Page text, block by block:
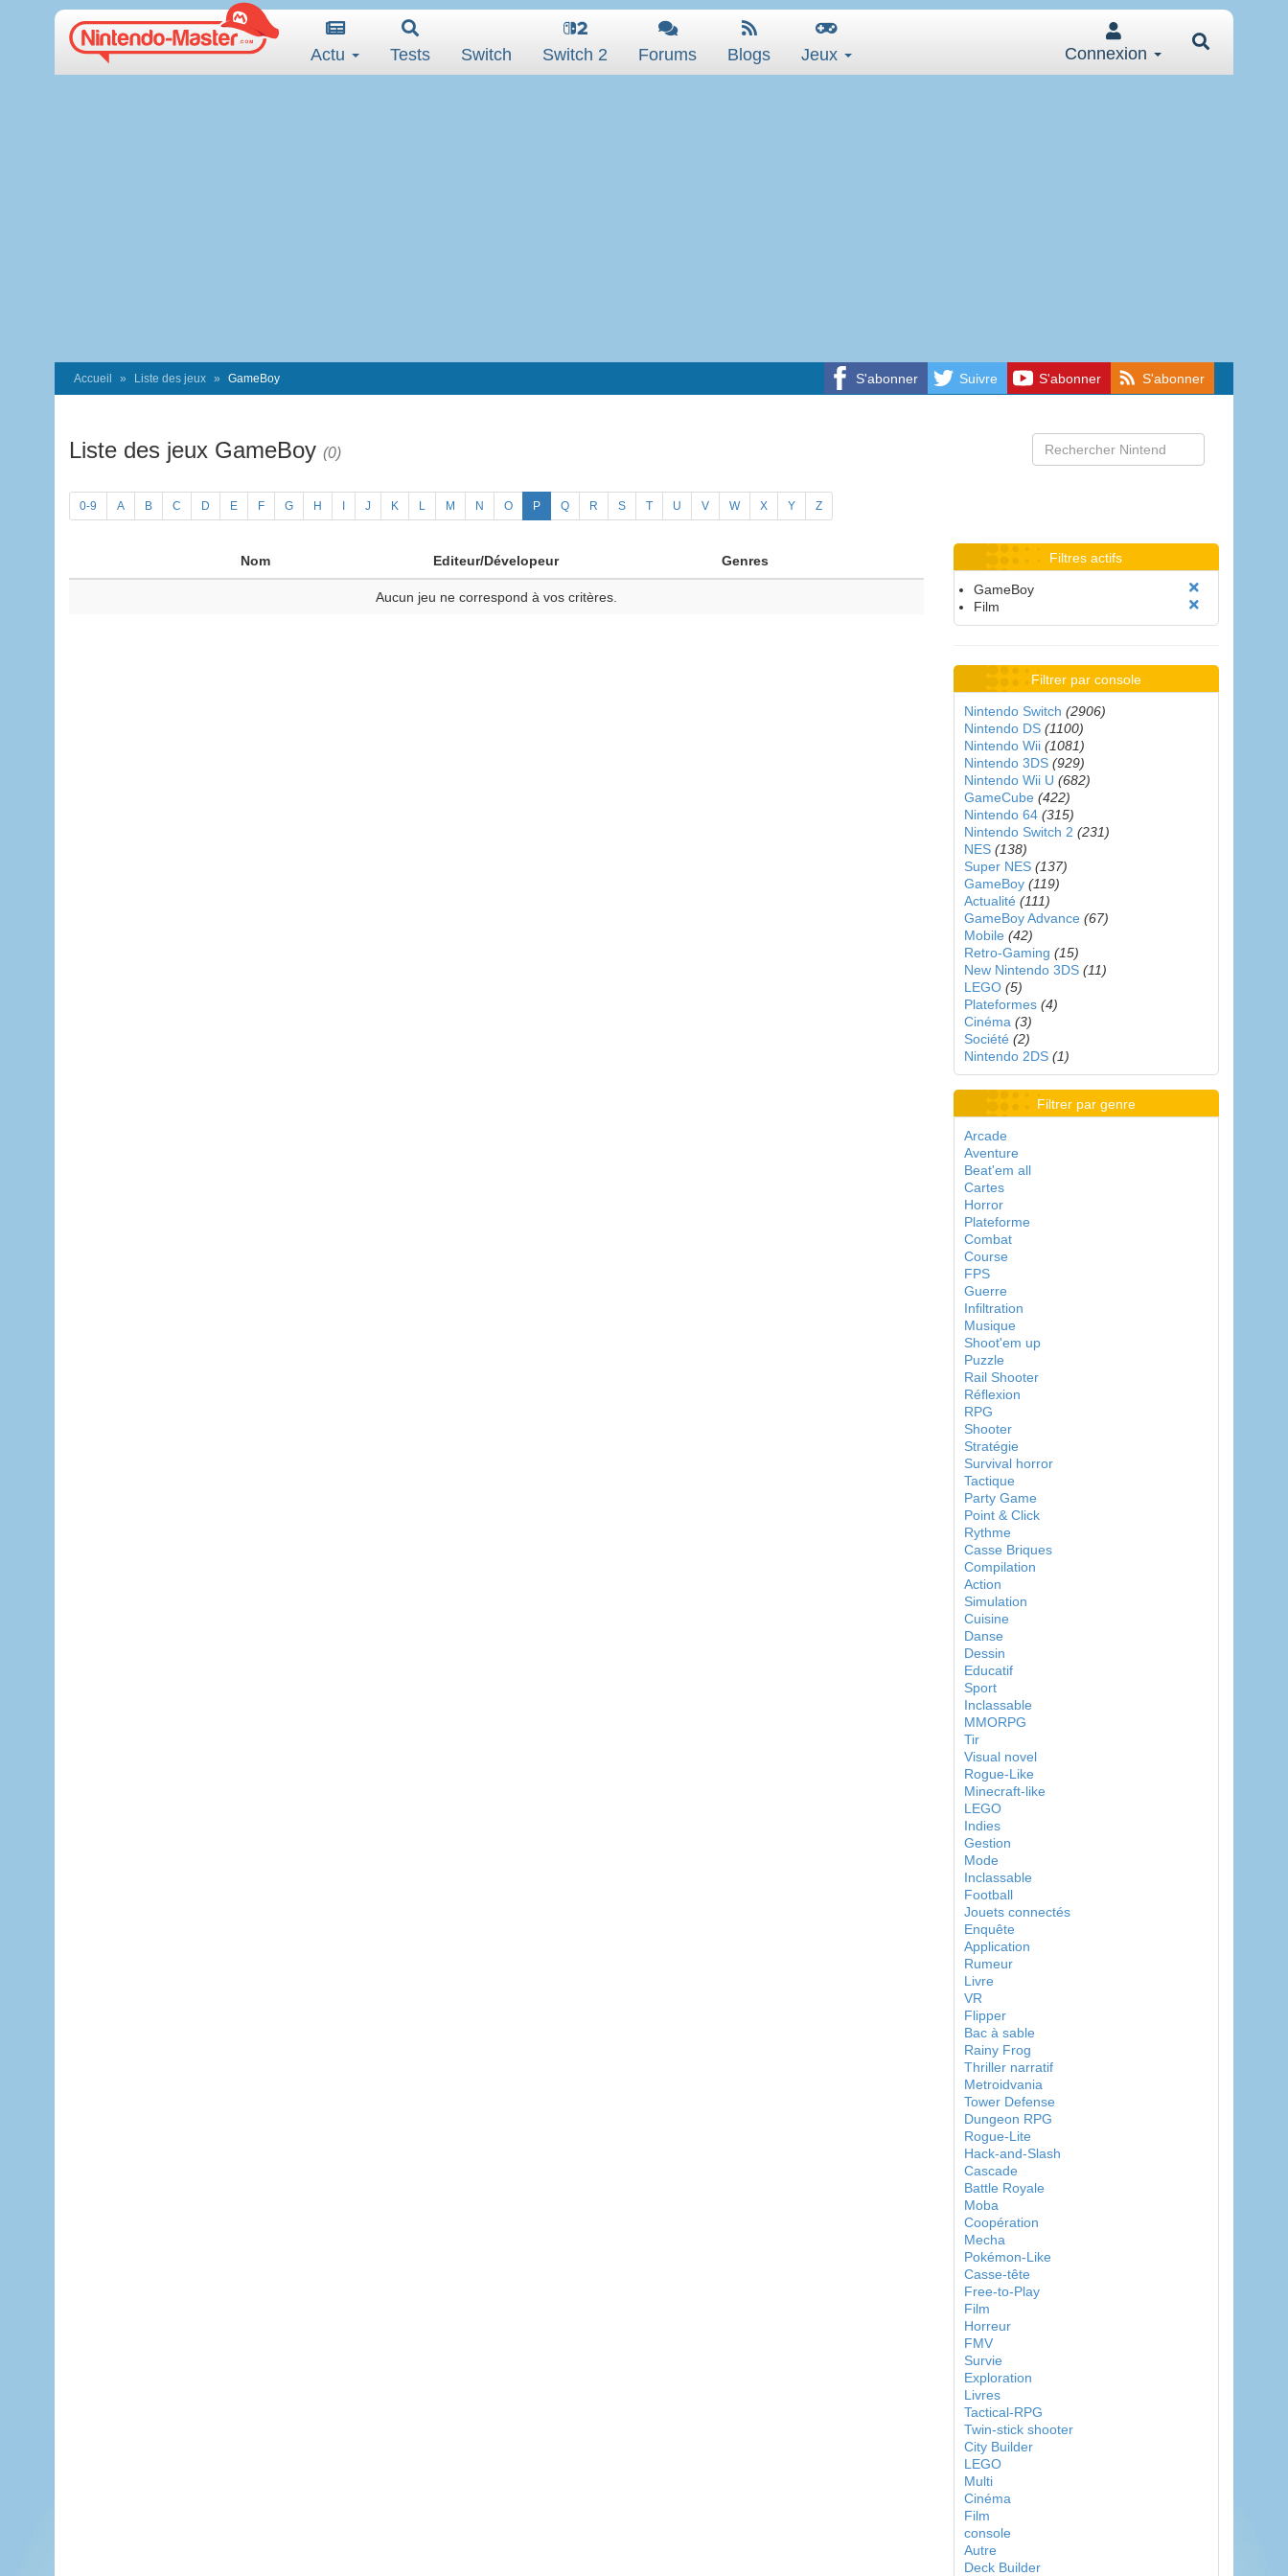
Actu Tests Switch Switch 2 Forums Blogs Jeux Connexion
S'abonner Suivre S'abonner S'abonner
Accueil Liste des jeux GameBoy
Liste des jeux GameBoy (0)
0-9 A B C D E F G H J K L M N O P Q R S T U V W X Y Z
Nom Editeur/Dévelopeur Genres
Aucun jeu ne correspond à vos critères.
Filtres actifs
GameBoy
Film
Filtrer par console
Nintendo Switch (2906)
Nintendo DS (1100)
Nintendo Wii (1081)
Nintendo 3DS (929)
Nintendo Wii U (682)
GameCube (422)
Nintendo 64 (315)
Nintendo Switch 2 (231)
NES (138)
Super NES (137)
GameBoy (119)
Actualité (111)
GameBoy Advance (67)
Mobile (42)
Retro-Gaming (15)
New Nintendo 3DS (11)
LEGO (5)
Plateformes (4)
Cinéma (3)
Société (2)
Nintendo 2DS (1)
Filtrer par genre
Arcade
Aventure
Beat'em all
Cartes
Horror
Plateforme
Combat
Course
FPS
Guerre
Infiltration
Musique
Shoot'em up
Puzzle
Rail Shooter
Réflexion
RPG
Shooter
Stratégie
Survival horror
Tactique
Party Game
Point & Click
Rythme
Casse Briques
Compilation
Action
Simulation
Cuisine
Danse
Dessin
Educatif
Sport
Inclassable
MMORPG
Tir
Visual novel
Rogue-Like
Minecraft-like
LEGO
Indies
Gestion
Mode
Inclassable
Football
Jouets connectés
Enquête
Application
Rumeur
Livre
VR
Flipper
Bac à sable
Rainy Frog
Thriller narratif
Metroidvania
Tower Defense
Dungeon RPG
Rogue-Lite
Hack-and-Slash
Cascade
Battle Royale
Moba
Coopération
Mecha
Pokémon-Like
Casse-tête
Free-to-Play
Film
Horreur
FMV
Survie
Exploration
Livres
Tactical-RPG
Twin-stick shooter
City Builder
LEGO
Multi
Cinéma
Film
console
Autre
Deck Builder